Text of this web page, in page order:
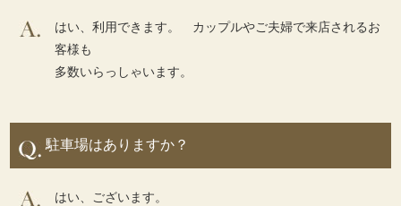
はい、利用できます。 カップルやご夫婦で来店されるお
客様も
多数いらっしゃいます。
駐車場はありますか？
はい、ございます。